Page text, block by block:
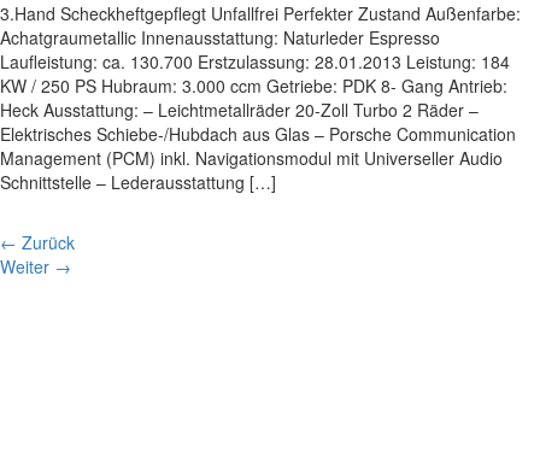
3.Hand Scheckheftgepflegt Unfallfrei Perfekter Zustand Außenfarbe:
Achatgraumetallic Innenausstattung: Naturleder Espresso
Laufleistung: ca. 130.700 Erstzulassung: 28.01.2013 Leistung: 184
KW / 250 PS Hubraum: 3.000 ccm Getriebe: PDK 8- Gang Antrieb:
Heck Ausstattung: – Leichtmetallräder 20-Zoll Turbo 2 Räder –
Elektrisches Schiebe-/Hubdach aus Glas – Porsche Communication
Management (PCM) inkl. Navigationsmodul mit Universeller Audio
Schnittstelle – Lederausstattung […]
← Zurück
Weiter →